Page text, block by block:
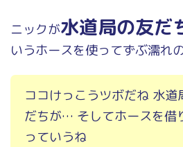
ニックが水道局の友だ
いうホースを使ってずぶ濡れ
ココけっこうツボだね 水道
だちが… そしてホースを借
っていうね